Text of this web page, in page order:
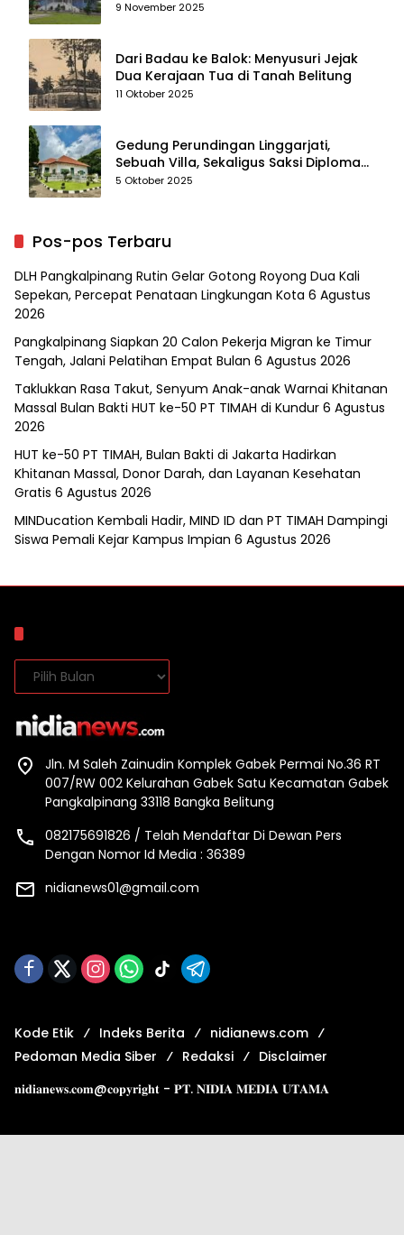
Kenangan
9 November 2025
Dari Badau ke Balok: Menyusuri Jejak
Dua Kerajaan Tua di Tanah Belitung
11 Oktober 2025
Gedung Perundingan Linggarjati,
Sebuah Villa, Sekaligus Saksi Diplomasi
yang Mengubah Arah Bangsa
5 Oktober 2025
Pos-pos Terbaru
DLH Pangkalpinang Rutin Gelar Gotong Royong Dua Kali
Sepekan, Percepat Penataan Lingkungan Kota 6 Agustus
2026
Pangkalpinang Siapkan 20 Calon Pekerja Migran ke Timur
Tengah, Jalani Pelatihan Empat Bulan 6 Agustus 2026
Taklukkan Rasa Takut, Senyum Anak-anak Warnai Khitanan
Massal Bulan Bakti HUT ke-50 PT TIMAH di Kundur 6 Agustus
2026
HUT ke-50 PT TIMAH, Bulan Bakti di Jakarta Hadirkan
Khitanan Massal, Donor Darah, dan Layanan Kesehatan
Gratis 6 Agustus 2026
MINDucation Kembali Hadir, MIND ID dan PT TIMAH Dampingi
Siswa Pemali Kejar Kampus Impian 6 Agustus 2026
Arsip
Jln. M Saleh Zainudin Komplek Gabek Permai No.36 RT
007/RW 002 Kelurahan Gabek Satu Kecamatan Gabek
Pangkalpinang 33118 Bangka Belitung
082175691826 / Telah Mendaftar Di Dewan Pers
Dengan Nomor Id Media : 36389
nidianews01@gmail.com
Kode Etik Indeks Berita
nidianews.com
Pedoman Media Siber
Redaksi
Disclaimer
𝐧𝐢𝐝𝐢𝐚𝐧𝐞𝐰𝐬.𝐜𝐨𝐦@𝐜𝐨𝐩𝐲𝐫𝐢𝐠𝐡𝐭 - 𝐏𝐓. 𝐍𝐈𝐃𝐈𝐀 𝐌𝐄𝐃𝐈𝐀 𝐔𝐓𝐀𝐌𝐀